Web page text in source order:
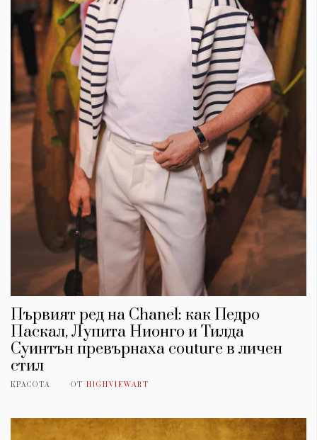
Първият ред на Chanel: как Педро
Паскал, Лупита Нионго и Тилда
Суинтън превърнаха couture в личен
стил
КРАСОТА ОТ HIGHVIEWART